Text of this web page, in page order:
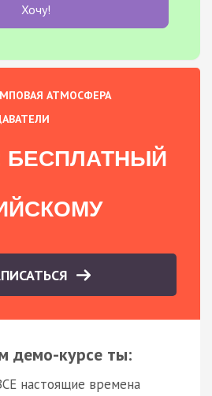
Хочу!
АТМОСФЕРА
БЕСПЛАТНЫЙ
демо-курсе ты:
настоящие времена